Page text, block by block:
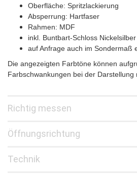
Oberfläche: Spritzlackierung
Absperrung: Hartfaser
Rahmen: MDF
inkl. Buntbart-Schloss
auf Anfrage auch im Sondermaß
Die angezeigten Farbtöne können
Farbschwankungen bei der Darstellung
Richtig messen
Öffnungsrichtung
Technik